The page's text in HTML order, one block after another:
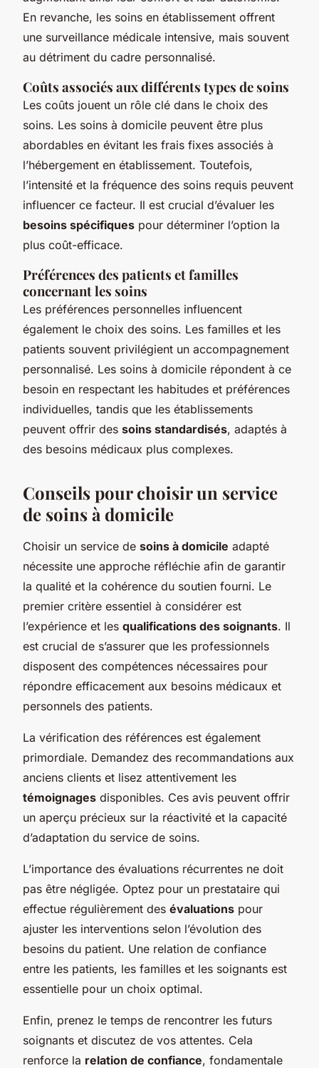
En revanche, les soins en établissement offrent
une surveillance médicale intensive, mais souvent
au détriment du cadre personnalisé.
Coûts associés aux différents types de soins
Les coûts jouent un rôle clé dans le choix des
soins. Les soins à domicile peuvent être plus
abordables en évitant les frais fixes associés à
l’hébergement en établissement. Toutefois,
l’intensité et la fréquence des soins requis peuvent
influencer ce facteur. Il est crucial d’évaluer les
besoins spécifiques pour déterminer l’option la
plus coût-efficace.
Préférences des patients et familles
concernant les soins
Les préférences personnelles influencent
également le choix des soins. Les familles et les
patients souvent privilégient un accompagnement
personnalisé. Les soins à domicile répondent à ce
besoin en respectant les habitudes et préférences
individuelles, tandis que les établissements
peuvent offrir des soins standardisés, adaptés à
des besoins médicaux plus complexes.
Conseils pour choisir un service
de soins à domicile
Choisir un service de soins à domicile adapté
nécessite une approche réfléchie afin de garantir
la qualité et la cohérence du soutien fourni. Le
premier critère essentiel à considérer est
l’expérience et les qualifications des soignants. Il
est crucial de s’assurer que les professionnels
disposent des compétences nécessaires pour
répondre efficacement aux besoins médicaux et
personnels des patients.
La vérification des références est également
primordiale. Demandez des recommandations aux
anciens clients et lisez attentivement les
témoignages disponibles. Ces avis peuvent offrir
un aperçu précieux sur la réactivité et la capacité
d’adaptation du service de soins.
L’importance des évaluations récurrentes ne doit
pas être négligée. Optez pour un prestataire qui
effectue régulièrement des évaluations pour
ajuster les interventions selon l’évolution des
besoins du patient. Une relation de confiance
entre les patients, les familles et les soignants est
essentielle pour un choix optimal.
Enfin, prenez le temps de rencontrer les futurs
soignants et discutez de vos attentes. Cela
renforce la relation de confiance, fondamentale